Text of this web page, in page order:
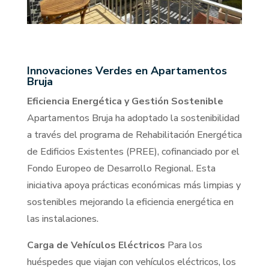
Innovaciones Verdes en Apartamentos
Bruja
Eficiencia Energética y Gestión Sostenible
Apartamentos Bruja ha adoptado la sostenibilidad
a través del programa de Rehabilitación Energética
de Edificios Existentes (PREE), cofinanciado por el
Fondo Europeo de Desarrollo Regional. Esta
iniciativa apoya prácticas económicas más limpias y
sostenibles mejorando la eficiencia energética en
las instalaciones.
Carga de Vehículos Eléctricos Para los
huéspedes que viajan con vehículos eléctricos, los